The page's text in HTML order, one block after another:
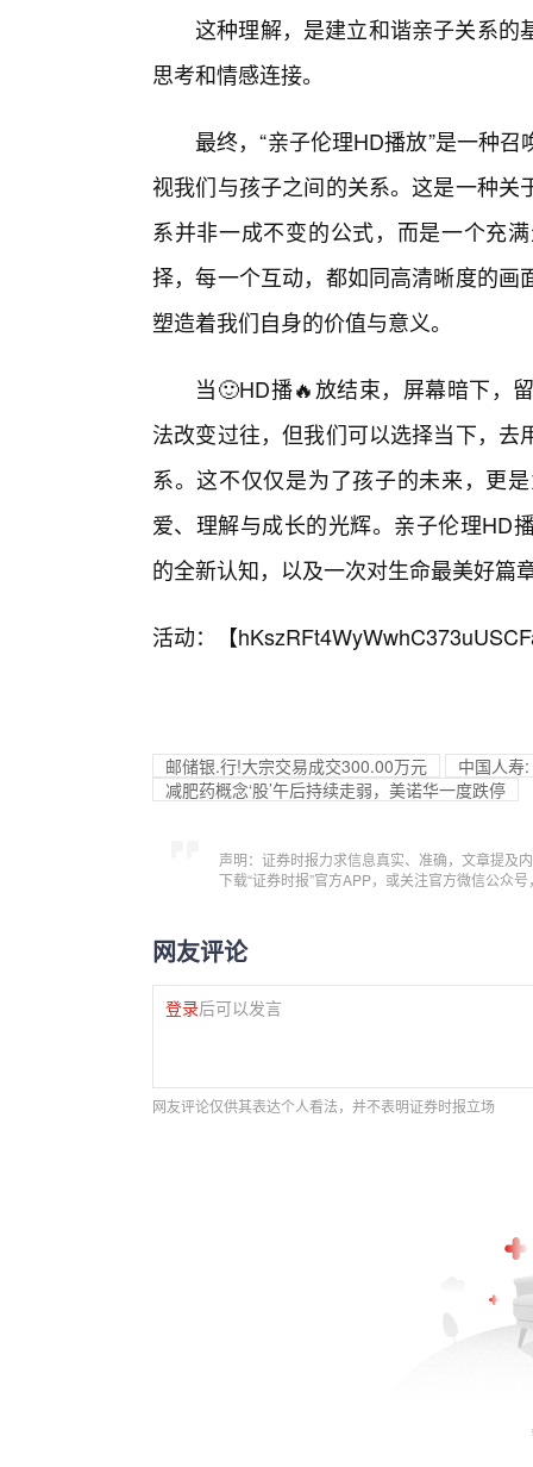
这种理解，是建立和谐亲子关系的
思考和情感连接。
最终，“亲子伦理HD播放”是一种
视我们与孩子之间的关系。这是一种
系并非一成不变的公式，而是一个充
择，每一个互动，都如同高清晰度的
塑造着我们自身的价值与意义。
当🙂HD播🔥放结束，屏幕暗下，
法改变过往，但我们可以选择当下，
系。这不仅仅是为了孩子的未来，更
爱、理解与成长的光辉。亲子伦理HD
的全新认知，以及一次对生命最美好篇
活动：【
邮储银.行!大宗交易成交300.00万元
中国人寿
减肥药概念‘股’午后持续走弱，美诺华一度跌停
声明：证券时报力求信息真实、准确，文章提及
下载“证券时报”官方APP，或关注官方微信公众
网友评论
登录后可以发言
网友评论仅供其表达个人看法，并不表明证券时报立场